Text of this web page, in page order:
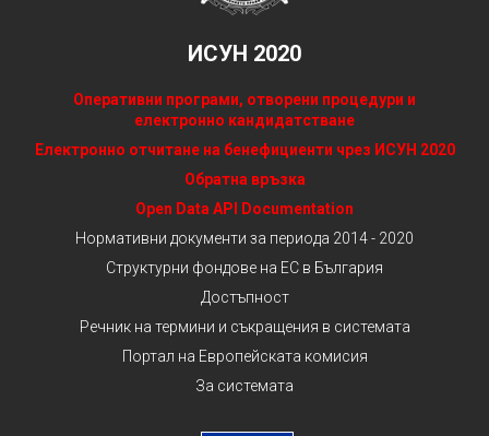
ИСУН 2020
Оперативни програми, отворени процедури и
електронно кандидатстване
Електронно отчитане на бенефициенти чрез ИСУН 2020
Обратна връзка
Open Data API Documentation
Нормативни документи за периода 2014 - 2020
Структурни фондове на ЕС в България
Достъпност
Речник на термини и съкращения в системата
Портал на Европейската комисия
За системата